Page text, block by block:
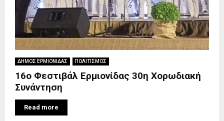
ΔΗΜΟΣ ΕΡΜΙΟΝΙΔΑΣ ΠΟΛΙΤΙΣΜΟΣ
16ο Φεστιβάλ Ερμιονίδας 30η Χορωδιακή
Συνάντηση
Read more